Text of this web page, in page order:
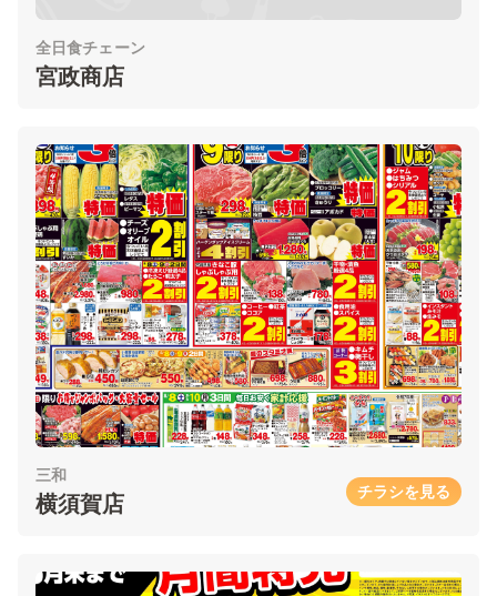
全日食チェーン
宮政商店
三和
横須賀店 チラシを見る